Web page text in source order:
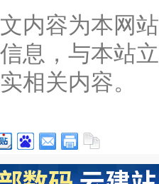
内容为本网
息，与本站
相关内容。